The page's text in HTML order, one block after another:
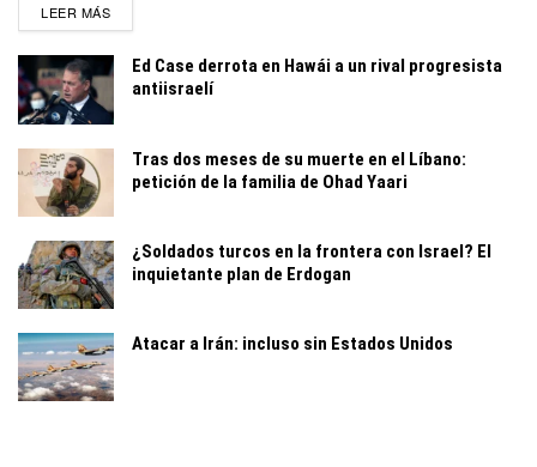
LEER MÁSDETAILS
Ed Case derrota en Hawái a un rival progresista
antiisraelí
Tras dos meses de su muerte en el Líbano:
petición de la familia de Ohad Yaari
¿Soldados turcos en la frontera con Israel? El
inquietante plan de Erdogan
Atacar a Irán: incluso sin Estados Unidos